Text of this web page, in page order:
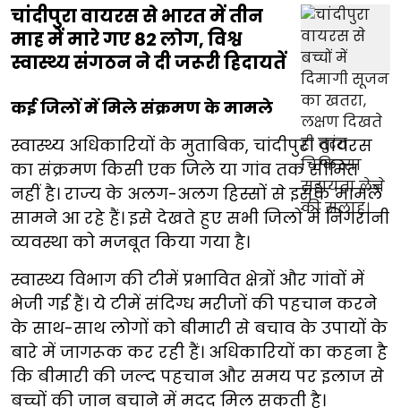
चांदीपुरा वायरस से भारत में तीन
माह में मारे गए 82 लोग, विश्व
स्वास्थ्य संगठन ने दी जरूरी हिदायतें
कई जिलों में मिले संक्रमण के मामले
स्वास्थ्य अधिकारियों के मुताबिक, चांदीपुरा वायरस
का संक्रमण किसी एक जिले या गांव तक सीमित
नहीं है। राज्य के अलग-अलग हिस्सों से इसके मामले
सामने आ रहे हैं। इसे देखते हुए सभी जिलों में निगरानी
व्यवस्था को मजबूत किया गया है।
स्वास्थ्य विभाग की टीमें प्रभावित क्षेत्रों और गांवों में
भेजी गई हैं। ये टीमें संदिग्ध मरीजों की पहचान करने
के साथ-साथ लोगों को बीमारी से बचाव के उपायों के
बारे में जागरूक कर रही हैं। अधिकारियों का कहना है
कि बीमारी की जल्द पहचान और समय पर इलाज से
बच्चों की जान बचाने में मदद मिल सकती है।